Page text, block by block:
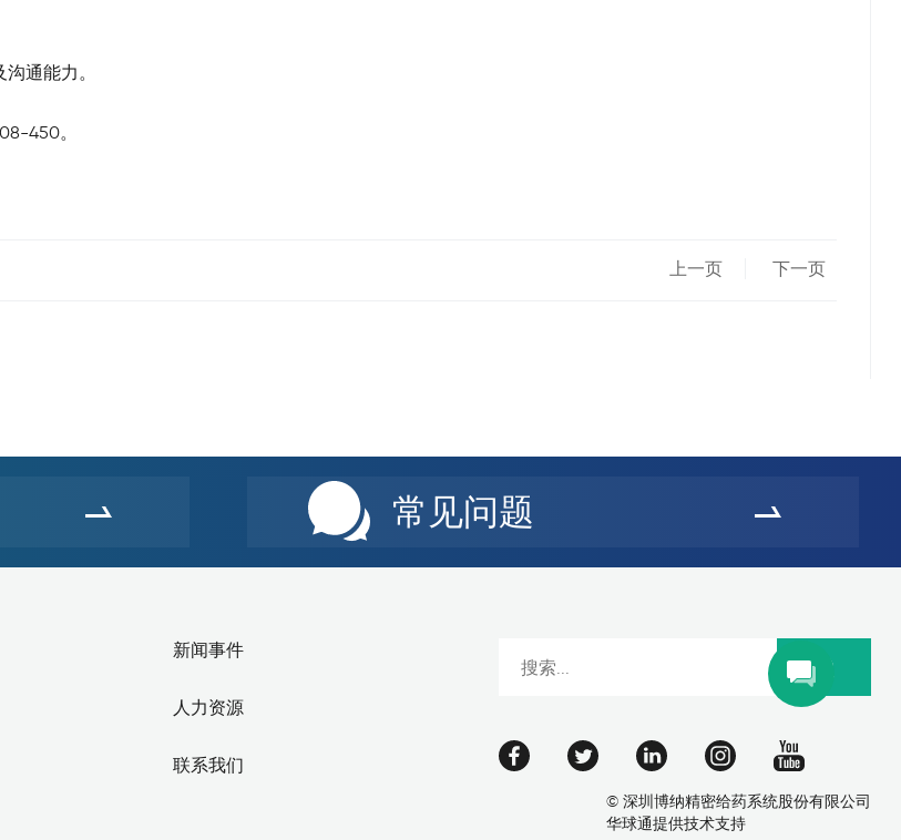
通能力。
450。
上一页 下一页
常见问题
新闻事件
人力资源
联系我们
© 深圳博纳精密给药系统股份有限公司
华球通提供技术支持